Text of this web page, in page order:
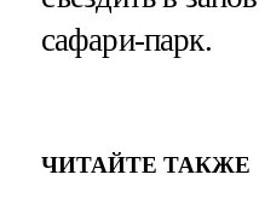
сафари-парк.
ЧИТАЙТЕ ТАКЖЕ